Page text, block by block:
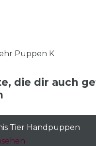
Puppen K
die dir auch
Tier Handpuppen